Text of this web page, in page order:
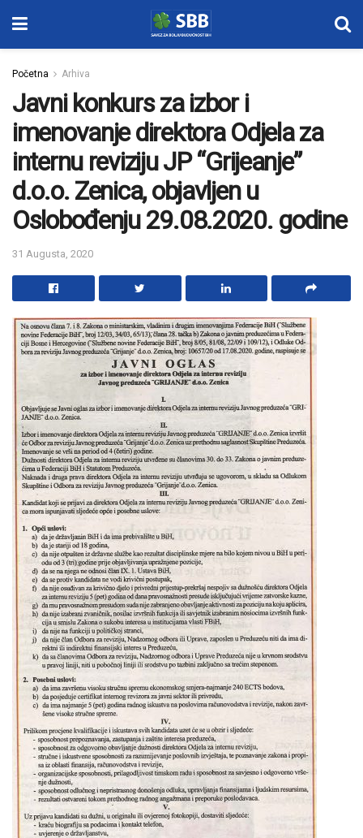
Početna Arhiva
Javni konkurs za izbor i
imenovanje direktora Odjela za
internu reviziju JP “Grijeanje”
d.o.o. Zenica, objavljen u
Oslobođenju 29.08.2020. godine
31 Augusta, 2020